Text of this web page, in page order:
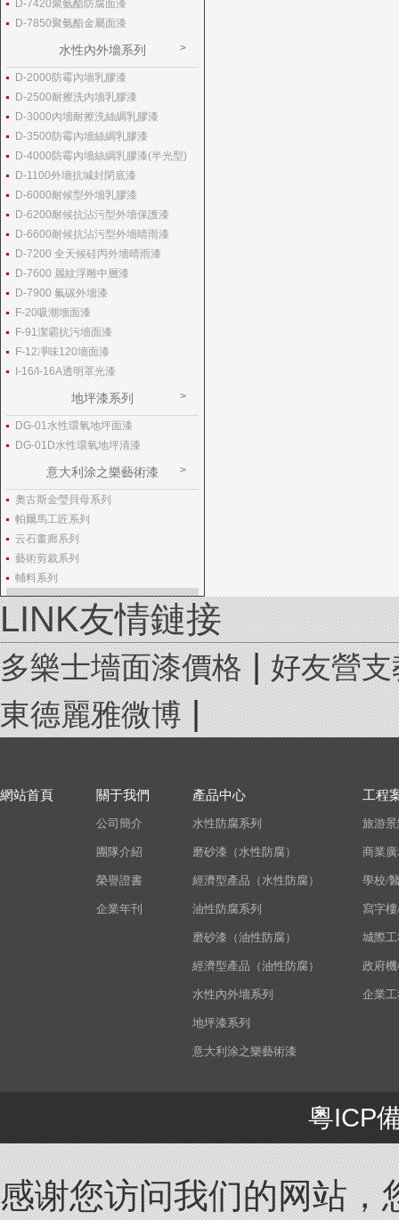
D-7420聚氨酯防腐面漆
D-7850聚氨酯金屬面漆
水性內外墻系列
D-2000防霉內墻乳膠漆
D-2500耐擦洗內墻乳膠漆
D-3000內墻耐擦洗絲綢乳膠漆
D-3500防霉內墻絲綢乳膠漆
D-4000防霉內墻絲綢乳膠漆(半光型)
D-1100外墻抗堿封閉底漆
D-6000耐候型外墻乳膠漆
D-6200耐候抗沾污型外墻保護漆
D-6600耐候抗沾污型外墻晴雨漆
D-7200 全天候硅丙外墻晴雨漆
D-7600 麗紋浮雕中層漆
D-7900 氟碳外墻漆
F-20吸潮墻面漆
F-91潔霸抗污墻面漆
F-12凈味120墻面漆
I-16/I-16A透明罩光漆
地坪漆系列
DG-01水性環氧地坪面漆
DG-01D水性環氧地坪清漆
意大利涂之樂藝術漆
奧古斯金瑩貝母系列
帕爾馬工匠系列
云石畫廊系列
藝術剪裁系列
輔料系列
LINK友情鏈接
多樂士墻面漆價格|好友營支
東德麗雅微博|
網站首頁 關于我們
公司簡介
團隊介紹
榮譽證書
企業年刊
產品中心
水性防腐系列
磨砂漆（水性防腐）
經濟型產品（水性防腐）
油性防腐系列
磨砂漆（油性防腐）
經濟型產品（油性防腐）
水性內外墻系列
地坪漆系列
意大利涂之樂藝術漆
工程
旅游
商業
學校/
寫字
城際
政府
企業
粵ICP
感谢您访问我们的网站，